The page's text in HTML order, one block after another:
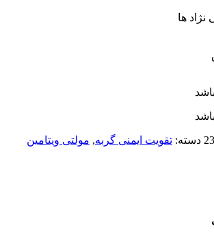
نژاد ها
دسته: تقویت ایمنی گربه, مولتی ویتامین